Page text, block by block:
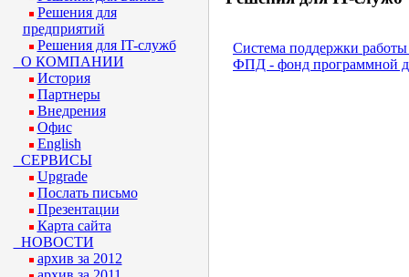
Решения для
предприятий
Решения для IT-служб
О КОМПАНИИ
История
Партнеры
Внедрения
Офис
English
СЕРВИСЫ
Upgrade
Послать письмо
Презентации
Карта сайта
НОВОСТИ
архив за 2012
Система поддержки работы
ФПД - фонд программной